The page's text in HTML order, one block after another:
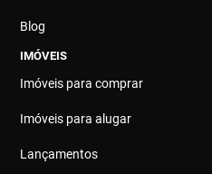
Blog
IMÓVEIS
Imóveis para comprar
Imóveis para alugar
Lançamentos